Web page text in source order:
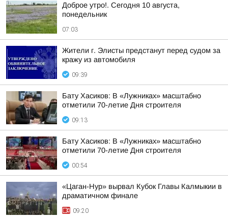
Доброе утро!. Сегодня 10 августа,
понедельник
07:03
Жители г. Элисты предстанут перед судом за
кражу из автомобиля
09:39
Бату Хасиков: В «Лужниках» масштабно
отметили 70-летие Дня строителя
09:13
Бату Хасиков: В «Лужниках» масштабно
отметили 70-летие Дня строителя
00:54
«Цаган-Нур» вырвал Кубок Главы Калмыкии в
драматичном финале
09:20